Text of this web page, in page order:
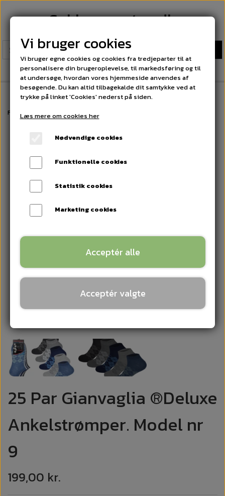
Sokkeexperten.dk
Forside Herre Ankelstrømper. Fri fragt på alle ordrer over 300 kr
25 Par Gianvaglia ®Deluxe
Ankelstrømper. Model nr
9
199,00 kr.
Vi bruger cookies
Vi bruger egne cookies og cookies fra tredjeparter til at
personalisere din brugeroplevelse, til markedsføring og til
at undersøge, hvordan vores hjemmeside anvendes af
besøgende. Du kan altid tilbagekalde dit samtykke ved at
trykke på linket 'Cookies' nederst på siden.
Læs mere om cookies her
Nødvendige cookies
Funktionelle cookies
Statistik cookies
Marketing cookies
Acceptér alle
Acceptér valgte